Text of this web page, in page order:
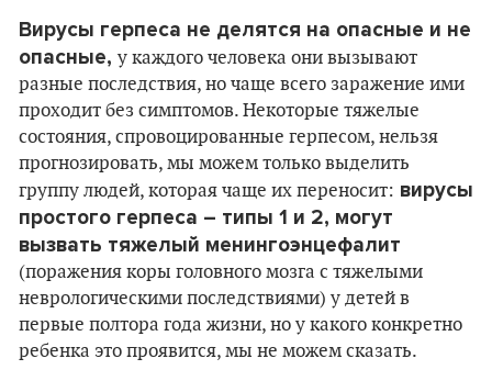
Вирусы герпеса не делятся на опасные и не
опасные, у каждого человека они вызывают
разные последствия, но чаще всего заражение ими
проходит без симптомов. Некоторые тяжелые
состояния, спровоцированные герпесом, нельзя
прогнозировать, мы можем только выделить
группу людей, которая чаще их переносит: вирусы
простого герпеса – типы 1 и 2, могут
вызвать тяжелый менингоэнцефалит
(поражения коры головного мозга с тяжелыми
неврологическими последствиями) у детей в
первые полтора года жизни, но у какого конкретно
ребенка это проявится, мы не можем сказать.